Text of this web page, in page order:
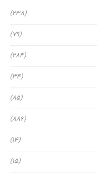
(238)
(79)
(284)
(34)
(85)
(886)
(14)
(15)